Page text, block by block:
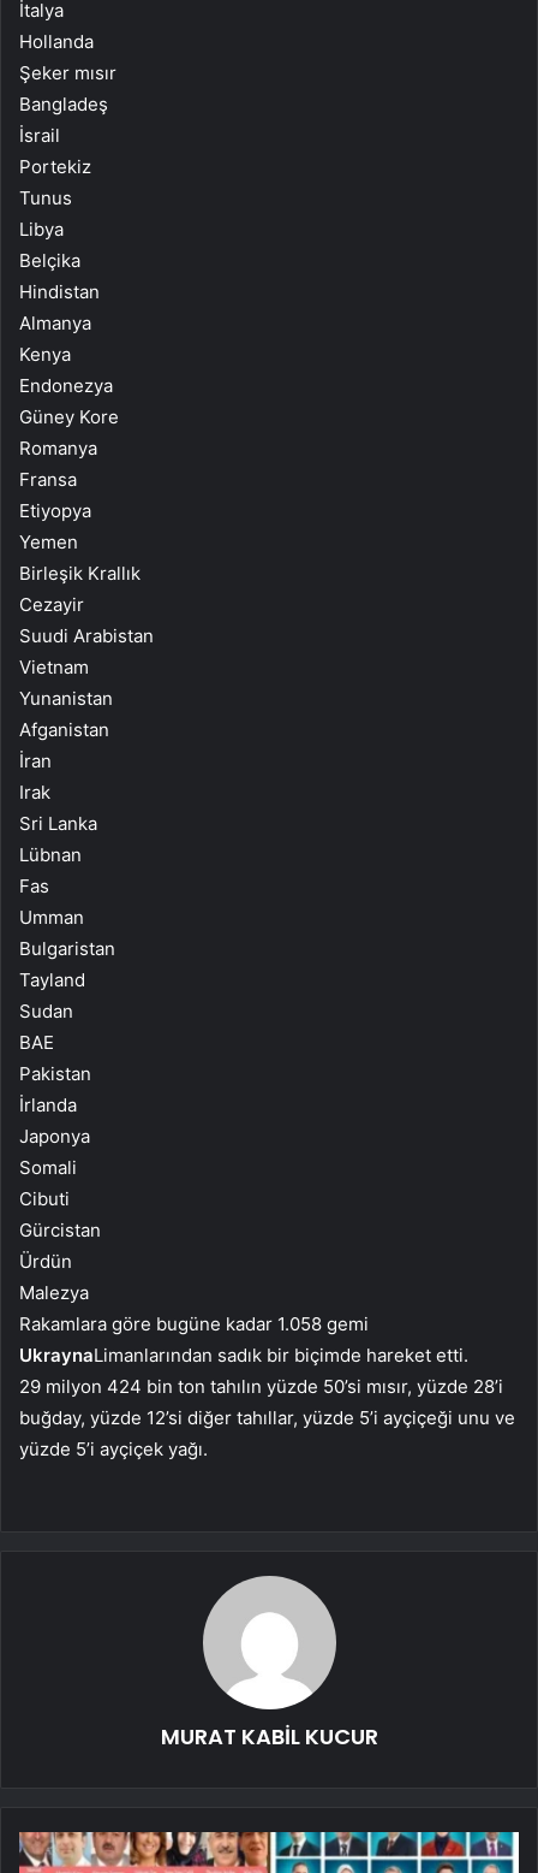
İtalya
Hollanda
Şeker mısır
Bangladeş
İsrail
Portekiz
Tunus
Libya
Belçika
Hindistan
Almanya
Kenya
Endonezya
Güney Kore
Romanya
Fransa
Etiyopya
Yemen
Birleşik Krallık
Cezayir
Suudi Arabistan
Vietnam
Yunanistan
Afganistan
İran
Irak
Sri Lanka
Lübnan
Fas
Umman
Bulgaristan
Tayland
Sudan
BAE
Pakistan
İrlanda
Japonya
Somali
Cibuti
Gürcistan
Ürdün
Malezya
Rakamlara göre bugüne kadar 1.058 gemi
UkraynaLimanlarından sadık bir biçimde hareket etti.
29 milyon 424 bin ton tahılın yüzde 50’si mısır, yüzde 28’i
buğday, yüzde 12’si diğer tahıllar, yüzde 5’i ayçiçeği unu ve
yüzde 5’i ayçiçek yağı.
MURAT KABİL KUCUR